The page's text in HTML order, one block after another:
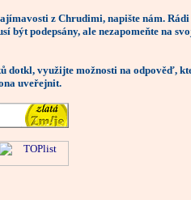
z Chrudimi, napište nám.
být podepsány, ale nezapomeňte na
dotkl, využijte možnosti na odpověď,
uveřejnit.